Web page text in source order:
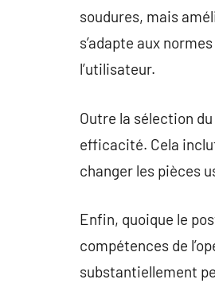
soudures, mais
s’adapte aux
l’utilisateur.
Outre la sélection
efficacité. Cela
changer les pièces
Enfin, quoique le
compétences de
substantiellement